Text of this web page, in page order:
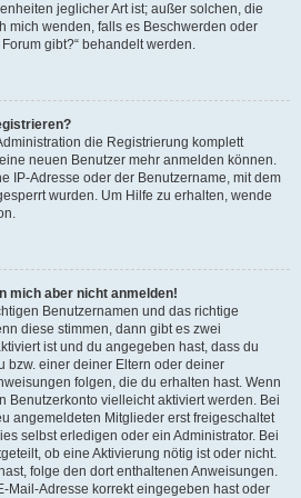
jeglicher Art ist; außer solchen, die
mich wenden, falls es Beschwerden oder
gibt?“ behandelt werden.
die Registrierung komplett
neuen Benutzer mehr anmelden können.
IP-Adresse oder der Benutzername, mit dem
wurden. Um Hilfe zu erhalten, wende
mich aber nicht anmelden!
Benutzernamen und das richtige
diese stimmen, dann gibt es zwei
ist und du angegeben hast, dass du
bzw. einer deiner Eltern oder deiner
folgen, die du erhalten hast. Wenn
Benutzerkonto vielleicht aktiviert werden. Bei
angemeldeten Mitglieder erst freigeschaltet
selbst erledigen oder ein Administrator. Bei
ob eine Aktivierung nötig ist oder nicht.
folge den dort enthaltenen Anweisungen.
Mail-Adresse korrekt eingegeben hast oder